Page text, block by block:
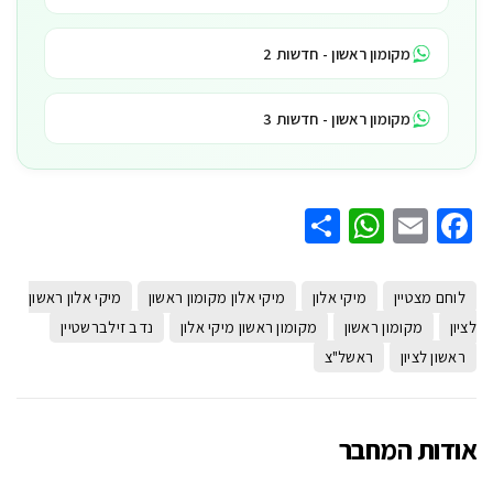
מקומון ראשון - חדשות 2
מקומון ראשון - חדשות 3
Facebook
Email
WhatsApp
לוחם מצטיין מיקי אלון מיקי אלון מקומון ראשון
מיקי אלון ראשון
לציון
מקומון ראשון מקומון ראשון מיקי אלון
נדב זילברשטיין
ראשון לציון
ראשל"צ
אודות המחבר